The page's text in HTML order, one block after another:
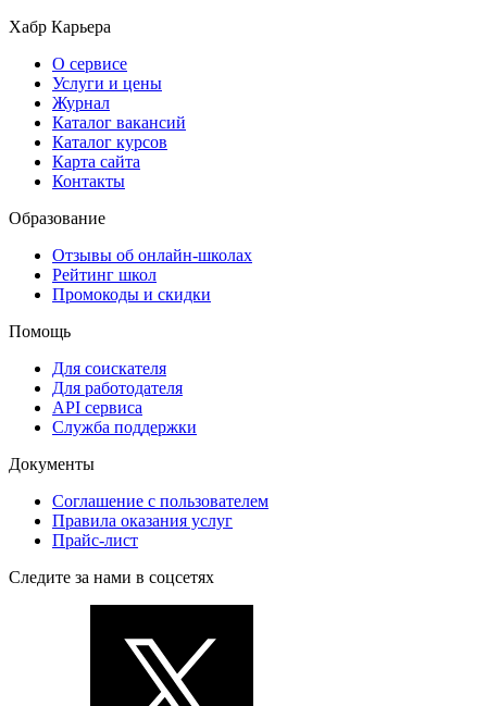
Хабр Карьера
О сервисе
Услуги и цены
Журнал
Каталог вакансий
Каталог курсов
Карта сайта
Контакты
Образование
Отзывы об онлайн-школах
Рейтинг школ
Промокоды и скидки
Помощь
Для соискателя
Для работодателя
API сервиса
Служба поддержки
Документы
Соглашение с пользователем
Правила оказания услуг
Прайс-лист
Следите за нами в соцсетях